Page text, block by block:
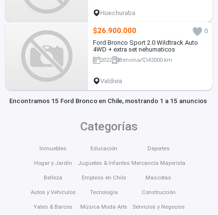
Huechuraba
$26.900.000
0
Ford Bronco Sport 2.0 Wildtrack Auto
4WD + extra set nehumaticos
2022 Bencina 42000 km
Valdivia
Encontramos 15 Ford Bronco en Chile, mostrando 1 a 15 anuncios
Categorías
Inmuebles
Hogar y Jardín
Belleza
Autos y Vehículos
Yates & Barcos
Educación
Juguetes & Infantes
Empleos en Chile
Tecnología
Música Moda Arte
Deportes
Mercancía Mayorista
Mascotas
Construcción
Servicios y Negocios